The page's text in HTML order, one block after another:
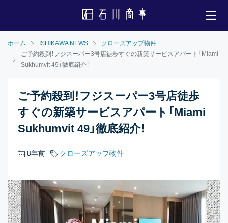
ホーム ISHIKAWA NEWS
クローズアップ物件
ご予約殺到！フジスーパー3号店徒歩すぐの新築サービスアパート「Miami
Sukhumvit 49」徹底紹介！
ご予約殺到！フジスーパー3号店徒歩
すぐの新築サービスアパート「Miami
Sukhumvit 49」徹底紹介！
8年前 クローズアップ物件